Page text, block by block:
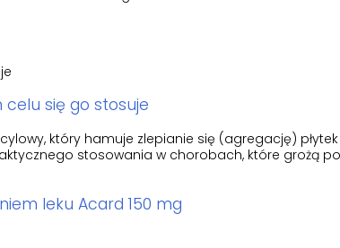
celu się go stosuje
który hamuje zlepianie się (agregację) płytek
stosowania w chorobach, które grożą
leku Acard 150 mg